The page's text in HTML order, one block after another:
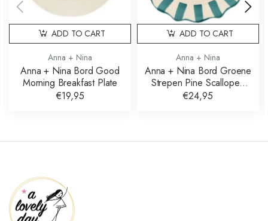
Anna + Nina
Anna + Nina Bord Good
Morning Breakfast Plate
€19,95
ADD TO CART
Anna + Nina
Anna + Nina Bord Groene
Strepen Pine Scalloped
Dinner Plate
€24,95
ADD TO CART